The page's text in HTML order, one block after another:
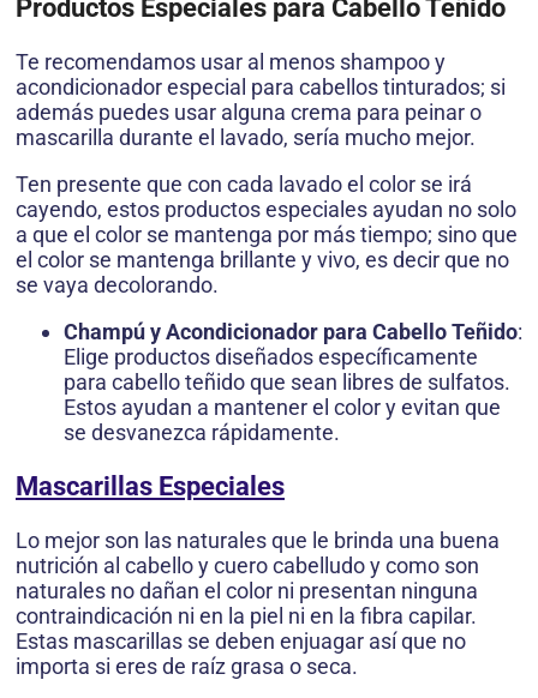
Productos Especiales para Cabello Teñido
Te recomendamos usar al menos shampoo y
acondicionador especial para cabellos tinturados; si
además puedes usar alguna crema para peinar o
mascarilla durante el lavado, sería mucho mejor.
Ten presente que con cada lavado el color se irá
cayendo, estos productos especiales ayudan no solo
a que el color se mantenga por más tiempo; sino que
el color se mantenga brillante y vivo, es decir que no
se vaya decolorando.
Champú y Acondicionador para Cabello Teñido:
Elige productos diseñados específicamente
para cabello teñido que sean libres de sulfatos.
Estos ayudan a mantener el color y evitan que
se desvanezca rápidamente.
Mascarillas Especiales
Lo mejor son las naturales que le brinda una buena
nutrición al cabello y cuero cabelludo y como son
naturales no dañan el color ni presentan ninguna
contraindicación ni en la piel ni en la fibra capilar.
Estas mascarillas se deben enjuagar así que no
importa si eres de raíz grasa o seca.